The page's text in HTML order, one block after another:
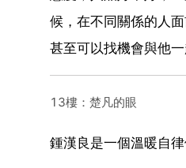
候，在不同關係的人
甚至可以找機會與他
13樓：楚凡的眼
鍾漢良是一個溫暖自